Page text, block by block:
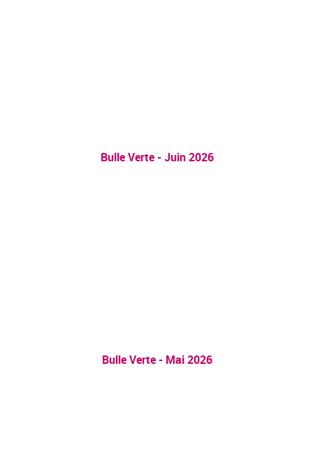
Bulle Verte - Juin 2026
Bulle Verte - Mai 2026